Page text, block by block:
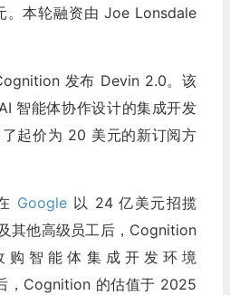
。本轮融资由 Joe Lonsdale
发布 Devin 2.0。该
智能体协作设计的集成开发
起价为 20 美元的新订阅方
Google 以 24 亿美元招揽
其他高级员工后，Cognition
购智能体集成开发环境
，Cognition 的估值于 2025